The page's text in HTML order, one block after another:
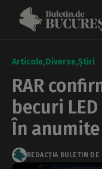
Articole Diverse Știri
RAR
becuri
În
REDACȚIA BULETIN DE